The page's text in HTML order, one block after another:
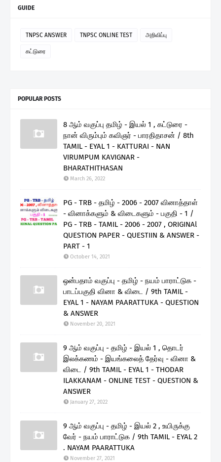
GUIDE
TNPSC ANSWER TNPSC ONLINE TEST அறிவிப்பு
கட்டுரை
POPULAR POSTS
8 ஆம் வகுப்பு தமிழ் - இயல் 1 , கட்டுரை -
நான் விரும்பும் கவிஞர் - பாரதிதாசன் / 8th
TAMIL - EYAL 1 - KATTURAI - NAN
VIRUMPUM KAVIGNAR -
BHARATHITHASAN
March 26, 2022
PG - TRB - தமிழ் - 2006 - 2007 வினாத்தாள்
- வினாக்களும் & விடைகளும் - பகுதி - 1 /
PG - TRB - TAMIL - 2006 - 2007 , ORIGINAl
QUESTION PAPER - QUESTIIN & ANSWER -
PART - 1
October 14, 2021
ஒன்பதாம் வகுப்பு - தமிழ் - நயம் பாராட்டுக -
பாடப்பகுதி வினா & விடை / 9th TAMIL -
EYAL 1 - NAYAM PAARATTUKA - QUESTION
& ANSWER
November 20, 2021
9 ஆம் வகுப்பு - தமிழ் - இயல் 1 , தொடர்
இலக்கணம் - இயங்கலைத் தேர்வு - வினா &
விடை / 9th TAMIL - EYAL 1 - THODAR
ILAKKANAM - ONLINE TEST - QUESTION &
ANSWER
January 27, 2022
9 ஆம் வகுப்பு - தமிழ் - இயல் 2 , உயிருக்கு
வேர் - நயம் பாராட்டுக / 9th TAMIL - EYAL 2
. NAYAM PAARATTUKA
November 27, 2021